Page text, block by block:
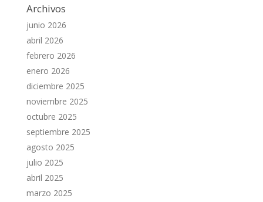
Archivos
junio 2026
abril 2026
febrero 2026
enero 2026
diciembre 2025
noviembre 2025
octubre 2025
septiembre 2025
agosto 2025
julio 2025
abril 2025
marzo 2025